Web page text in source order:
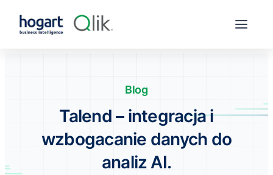
Blog
Talend – integracja i
wzbogacanie danych do
analiz AI.